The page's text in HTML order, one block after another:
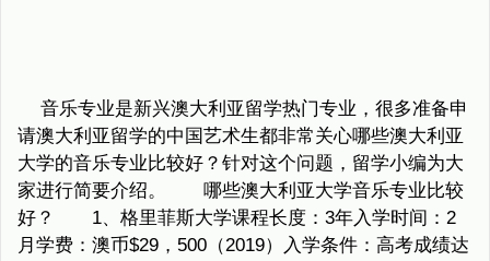
音乐专业是新兴澳大利亚留学热门专业，很多准备申
请澳大利亚留学的中国艺术生都非常关心哪些澳大利亚
大学的音乐专业比较好？针对这个问题，留学小编为大
家进行简要介绍。 哪些澳大利亚大学音乐专业比较
好？ 1、格里菲斯大学课程长度：3年入学时间：2
月学费：澳币$29，500（2019）入学条件：高考成绩达